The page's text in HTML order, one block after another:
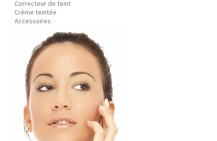
Correcteur de teint
Crème teintée
Accessoires